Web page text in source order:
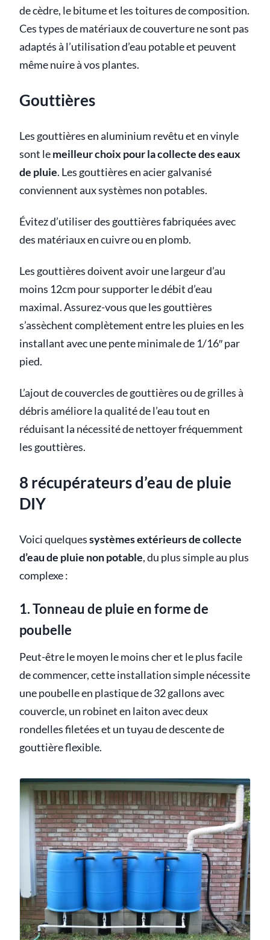
de cèdre, le bitume et les toitures de composition.
Ces types de matériaux de couverture ne sont pas
adaptés à l’utilisation d’eau potable et peuvent
même nuire à vos plantes.
Gouttières
Les gouttières en aluminium revêtu et en vinyle
sont lemeilleur choix pour la collecte des eaux
de pluie. Les gouttières en acier galvanisé
conviennent aux systèmes non potables.
Évitez d’utiliser des gouttières fabriquées avec
des matériaux en cuivre ou en plomb.
Les gouttières doivent avoir une largeur d’au
moins 12cm pour supporter le débit d’eau
maximal. Assurez-vous que les gouttières
s’assèchent complètement entre les pluies en les
installant avec une pente minimale de 1/16″ par
pied.
L’ajout de couvercles de gouttières ou de grilles à
débris améliore la qualité de l’eau tout en
réduisant la nécessité de nettoyer fréquemment
les gouttières.
8 récupérateurs d’eau de pluie
DIY
Voici quelquessystèmes extérieurs de collecte
d’eau de pluie non potable, du plus simple au plus
complexe :
1. Tonneau de pluie en forme de
poubelle
Peut-être le moyen le moins cher et le plus facile
de commencer, cette installation simple nécessite
une poubelle en plastique de 32 gallons avec
couvercle, un robinet en laiton avec deux
rondelles filetées et un tuyau de descente de
gouttière flexible.